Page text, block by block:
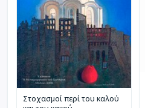
Στοχασμοί περί του καλού